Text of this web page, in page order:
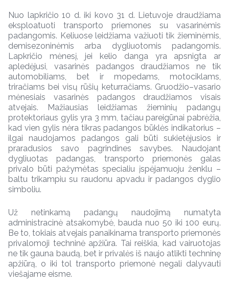
Nuo lapkričio 10 d. iki kovo 31 d. Lietuvoje draudžiama
eksploatuoti transporto priemones su vasarinėmis
padangomis. Keliuose leidžiama važiuoti tik žieminėmis,
demisezoninėmis arba dygliuotomis padangomis.
Lapkričio mėnesį, jei kelio danga yra apsnigta ar
apledėjusi, vasarinės padangos draudžiamos ne tik
automobiliams, bet ir mopedams, motociklams,
triračiams bei visų rūšių keturračiams. Gruodžio–vasario
mėnesiais vasarinės padangos draudžiamos visais
atvejais. Mažiausias leidžiamas žieminių padangų
protektoriaus gylis yra 3 mm, tačiau pareigūnai pabrėžia,
kad vien gylis nėra tikras padangos būklės indikatorius –
ilgai naudojamos padangos gali būti sukietėjusios ir
praradusios savo pagrindines savybes. Naudojant
dygliuotas padangas, transporto priemonės galas
privalo būti pažymėtas specialiu įspėjamuoju ženklu –
baltu trikampiu su raudonu apvadu ir padangos dyglio
simboliu.
Už netinkamą padangų naudojimą numatyta
administracinė atsakomybė, bauda nuo 50 iki 100 eurų.
Be to, tokiais atvejais panaikinama transporto priemonės
privalomoji techninė apžiūra. Tai reiškia, kad vairuotojas
ne tik gauna baudą, bet ir privalės iš naujo atlikti techninę
apžiūrą, o iki tol transporto priemonė negali dalyvauti
viešajame eisme.